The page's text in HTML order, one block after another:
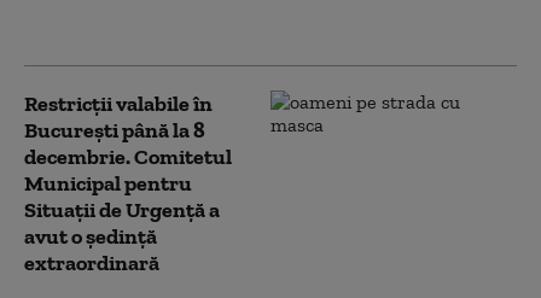
Restricții valabile în
București până la 8
decembrie. Comitetul
Municipal pentru
Situații de Urgență a
avut o ședință
extraordinară